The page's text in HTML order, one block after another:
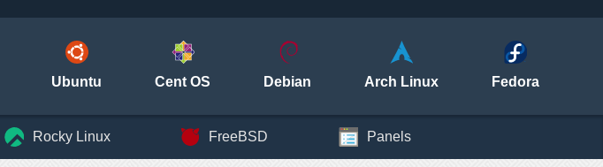
Ubuntu Cent OS Debian Arch Linux Fedora
Rocky Linux FreeBSD Panels